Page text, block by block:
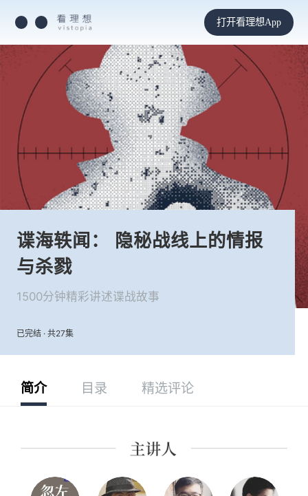
打开看理想App
谍海轶闻： 隐秘战线上的情报
与杀戮
1500分钟精彩讲述谍战故事
已完结 · 共27集
简介 目录 精选评论